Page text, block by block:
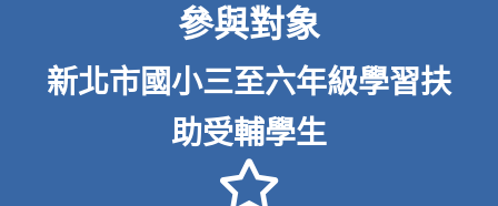
參與對象
新北市國小三至六年級學習扶
助受輔學生